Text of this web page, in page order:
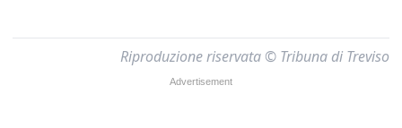
Riproduzione riservata © Tribuna di Treviso